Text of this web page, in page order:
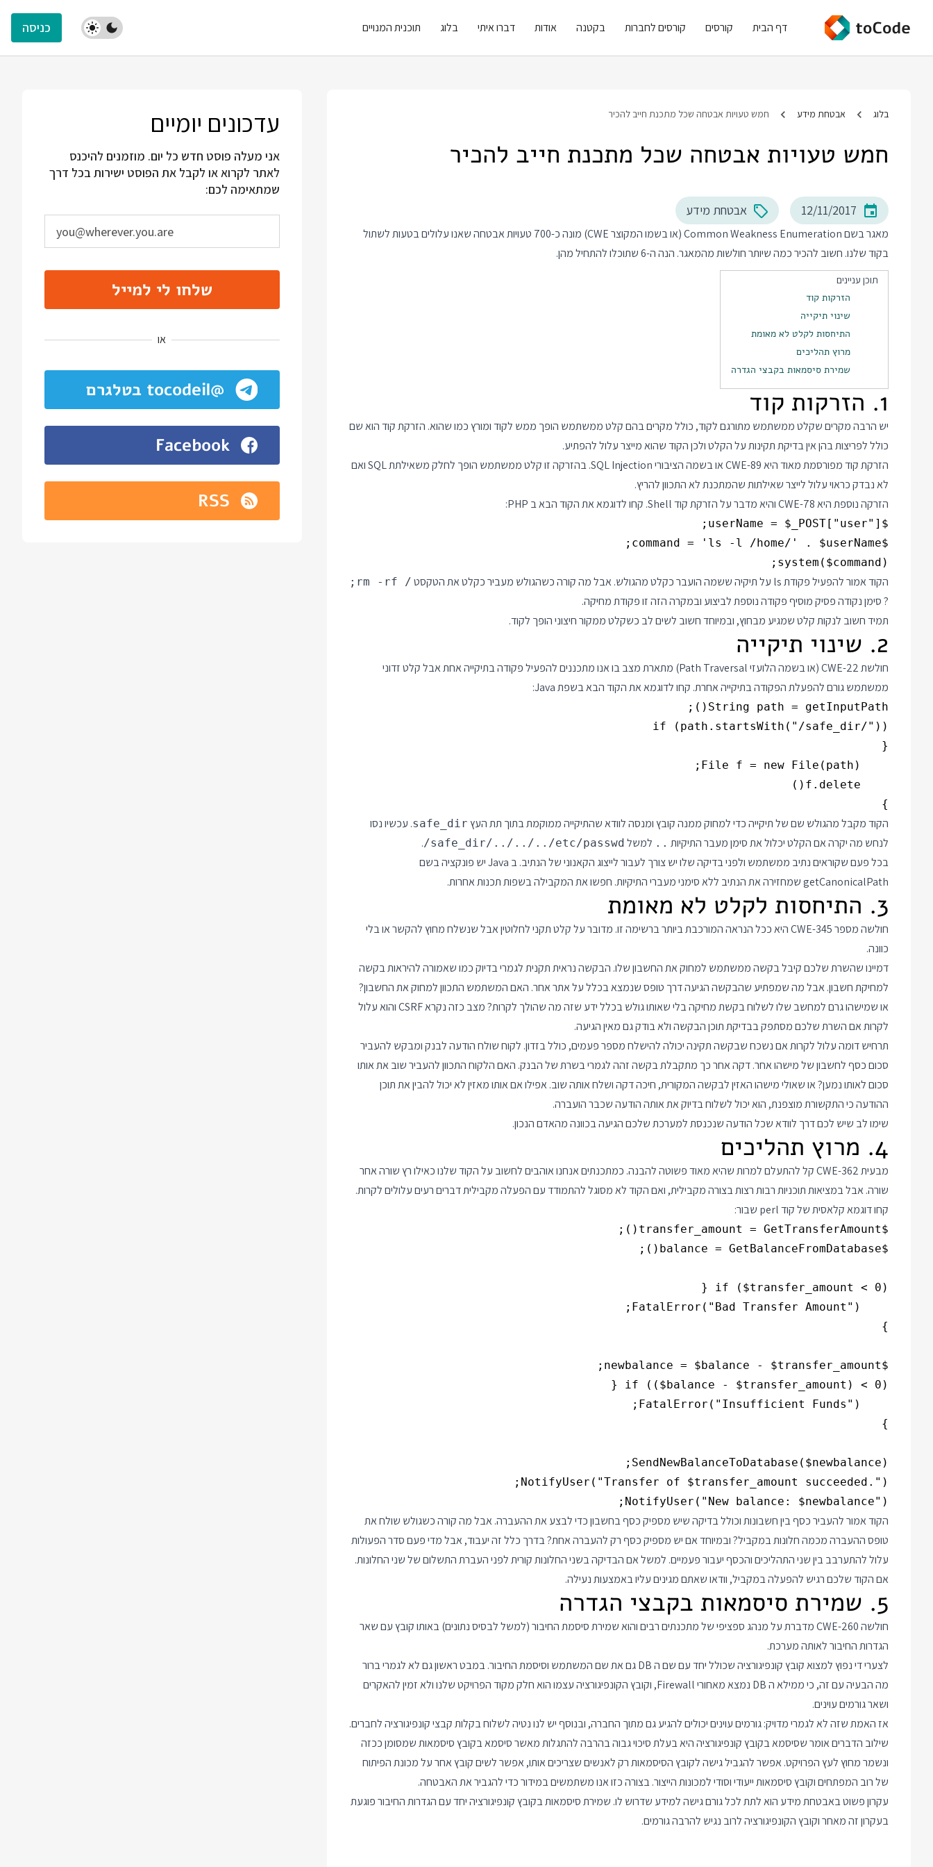
דף הבית קורסים קורסים לחברות בקטנה אודות דברו איתי בלוג תוכנית המנויים כניסה
בלוג אבטחת מידע חמש טעויות אבטחה שכל מתכנת חייב להכיר
חמש טעויות אבטחה שכל מתכנת חייב להכיר
12/11/2017 אבטחת מידע
מאגר בשם Common Weakness Enumeration (או בשמו המקוצר CWE) מונה כ-700 טעויות אבטחה שאנו עלולים בטעות לשתול
בקוד שלנו. חשוב להכיר כמה שיותר חולשות מהמאגר. הנה ה-6 שתוכלו להתחיל מהן.
תוכן עניינים
הזרקות קוד
שינוי תיקייה
התיחסות לקלט לא מאומת
מרוץ תהליכים
שמירת סיסמאות בקבצי הגדרה
1. הזרקות קוד
יש הרבה מקרים שקלט ממשתמש מתורגם לקוד, כולל מקרים בהם קלט ממשתמש הופך ממש לקוד ומורץ כמו שהוא. הזרקת קוד הוא שם
כולל לפריצות בהן אין בדיקת תקינות על הקלט ולכן הקוד שהוא מייצר עלול להפתיע.
הזרקת קוד מפורסמת מאוד היא CWE-89 או בשמה הציבורי SQL Injection. בהזרקה זו קלט ממשתמש הופך לחלק משאילתת SQL ואם
לא נבדק כראוי עלול לייצר שאילתות שהמתכנת לא התכוון להריץ.
הזרקה נוספת היא CWE-78 והיא מדבר על הזרקת קוד Shell. קחו לדוגמא את הקוד הבא ב PHP:
system($command);
הקוד אמור להפעיל פקודת ls על תיקיה ששמה הועבר כקלט מהגולש. אבל מה קורה כשהגולש מעביר כקלט את הטקסט ;rm -rf /
? סימן נקודה פסיק מוסיף פקודה נוספת לביצוע ובמקרה הזה זו פקודת מחיקה.
תמיד חשוב לנקות קלט שמגיע מבחוץ, ובמיוחד חשוב לשים לב כשקלט ממקור חיצוני הופך לקוד.
2. שינוי תיקייה
חולשת CWE-22 (או בשמה הלועזי Path Traversal) מתארת מצב בו אנו מתכננים להפעיל פקודה בתיקייה אחת אבל קלט זדוני
ממשתמש גורם להפעלת הפקודה בתיקייה אחרת. קחו לדוגמא את הקוד הבא בשפת Java:
}
הקוד מקבל מהגולש שם של תיקייה כדי למחוק ממנה קובץ ומנסה לוודא שהתיקייה ממוקמת בתוך תת העץ safe_dir. עכשיו נסו
לנחש מה יקרה אם הקלט יכלול את סימן מעבר התיקיות .. למשל /safe_dir/../../../etc/passwd
.
בכל פעם שקוראים נתיב ממשתמש ולפני בדיקה שלו יש צורך לעבור לייצוג הקאנוני של הנתיב. ב Java יש פונקציה בשם
getCanonicalPath שמחזירה את הנתיב ללא סימני מעברי התיקיות. חפשו את המקבילה בשפות תכנות אחרות.
3. התיחסות לקלט לא מאומת
חולשה מספר CWE-345 היא ככל הנראה המורכבת ביותר ברשימה זו. מדובר על קלט תקני לחלוטין אבל שנשלח מחוץ להקשר או בלי
כוונה.
דמיינו שהשרת שלכם קיבל בקשה ממשתמש למחוק את החשבון שלו. הבקשה נראית תקנית לגמרי בדיוק כמו שאמורה להיראות בקשה
למחיקת חשבון. אבל מה שמפתיע שהבקשה הגיעה דרך טופס שנמצא בכלל על אתר אחר. האם המשתמש התכוון למחוק את החשבון?
או שמישהו גרם למחשב שלו לשלוח בקשת מחיקה בלי שאותו גולש בכלל ידע שזה מה שהולך לקרות? מצב כזה נקרא CSRF והוא עלול
לקרות אם השרת שלכם מסתפק בבדיקת תוכן הבקשה ולא בודק גם מאין הגיעה.
תרחיש דומה עלול לקרות אם נשכח שבקשה תקינה יכולה להישלח מספר פעמים, כולל בזדון. לקוח שולח הודעה לבנק ומבקש להעביר
סכום כסף לחשבון של מישהו אחר. דקה אחר כך מתקבלת בקשה זהה לגמרי בשרת של הבנק. האם הלקוח התכוון להעביר שוב את אותו
סכום לאותו נמען? או שאולי מישהו האזין לבקשה המקורית, חיכה דקה ושלח אותה שוב. אפילו אם אותו מאזין לא יכול להבין את תוכן
ההודעה כי התקשורת מוצפנת, הוא יכול לשלוח בדיוק את אותה הודעה שכבר הועברה.
שימו לב שיש לכם דרך לוודא שכל הודעה שנכנסת למערכת שלכם הגיעה בכוונה מהאדם הנכון.
4. מרוץ תהליכים
מבעית CWE-362 קל להתעלם למרות שהיא מאוד פשוטה להבנה. כמתכנתים אנחנו אוהבים לחשוב על הקוד שלנו כאילו רץ שורה אחר
שורה. אבל במציאות תוכניות רבות רצות בצורה מקבילית, ואם הקוד לא מסוגל להתמודד עם הפעלה מקבילית דברים רעים עלולים לקרות.
קחו דוגמא קלאסית של קוד perl שבור:
NotifyUser("New balance: $newbalance");
הקוד אמור להעביר כסף בין חשבונות וכולל בדיקה שיש מספיק כסף בחשבון כדי לבצע את ההעברה. אבל מה קורה כשגולש שולח את
טופס ההעברה מכמה חלונות במקביל? ובמיוחד אם יש מספיק כסף רק להעברה אחת? בדרך כלל זה יעבוד, אבל מדי פעם סדר הפעולות
עלול להתערבב בין שני התהליכים והכסף יעבור פעמיים. למשל אם הבדיקה בשני החלונות קורית לפני העברת התשלום של שני החלונות.
אם הקוד שלכם רגיש להפעלה במקביל, וודאו שאתם מגינים עליו באמצעות נעילה.
5. שמירת סיסמאות בקבצי הגדרה
חולשה CWE-260 מדברת על מנהג ספציפי של מתכנתים רבים והוא שמירת סיסמת החיבור (למשל לבסיס נתונים) באותו קובץ עם שאר
הגדרות החיבור לאותה מערכת.
לצערי די נפוץ למצוא קובץ קונפיגורציה שכולל יחד עם שם ה DB גם את שם המשתמש וסיסמת החיבור. במבט ראשון גם לא לגמרי ברור
מה הבעיה עם זה, כי ממילא ה DB נמצא מאחורי Firewall, וקובץ הקונפיגורציה עצמו הוא חלק מקוד הפרויקט שלנו ולא זמין להאקרים
ושאר גורמים עוינים.
אז האמת שזה לא לגמרי מדויק: גורמים עוינים יכולים להגיע גם מתוך החברה, ובנוסף יש לנו נטיה לשלוח בקלות קבצי קונפיגורציה לחברים.
שילוב הדברים אומר שסיסמא בקובץ קונפיגורציה היא בעלת סיכוי גבוה בהרבה להתגלות מאשר סיסמא בקובץ סיסמאות שמסומן ככזה
ונשמר מחוץ לעץ הפרויקט. אפשר להגביל גישה לקובץ הסיסמאות רק לאנשים שצריכים אותו, אפשר לשים קובץ אחר על מכונת הפיתוח
של רוב המפתחים וקובץ סיסמאות ייעודי וסודי למכונות הייצור. בצורה כזו אנו משתמשים במידור כדי להגביר את האבטחה.
עקרון פשוט באבטחת מידע הוא לתת לכל גורם גישה למידע שדרוש לו. שמירת סיסמאות בקובץ קונפיגורציה יחד עם הגדרות החיבור פוגעת
בעקרון זה מאחר וקובץ הקונפיגורציה לרוב נגיש להרבה גורמים.
עדכונים יומיים
אני מעלה פוסט חדש כל יום. מוזמנים להיכנס
לאתר לקרוא או לקבל את הפוסט ישירות בכל דרך
שמתאימה לכם:
שלחו לי למייל
או
@tocodeil בטלגרם
Facebook
RSS